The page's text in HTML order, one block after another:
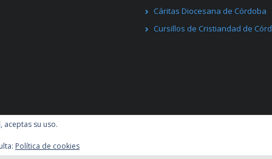
Cáritas Diocesana de Córdoba
Cursillos de Cristiandad de
.
aceptas su uso.
Política de cookies